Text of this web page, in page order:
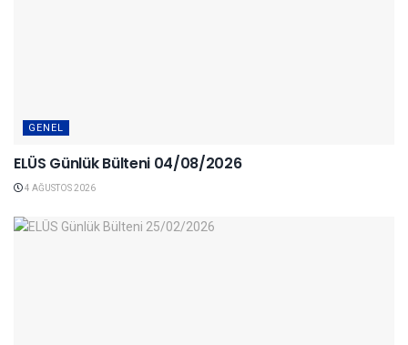
GENEL
ELÜS Günlük Bülteni 04/08/2026
4 AĞUSTOS 2026